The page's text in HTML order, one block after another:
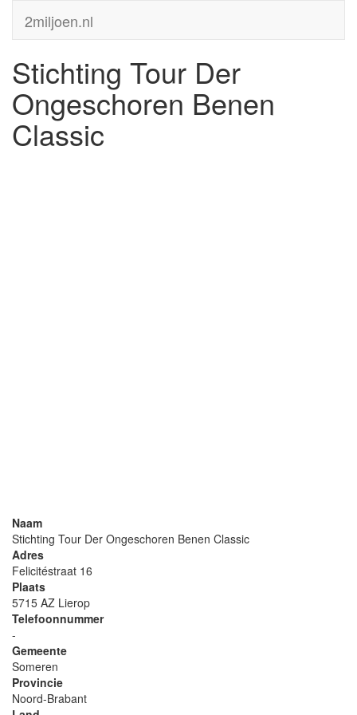
2miljoen.nl
Stichting Tour Der
Ongeschoren Benen
Classic
Naam
Stichting Tour Der Ongeschoren Benen Classic
Adres
Felicitéstraat 16
Plaats
5715 AZ Lierop
Telefoonnummer
-
Gemeente
Someren
Provincie
Noord-Brabant